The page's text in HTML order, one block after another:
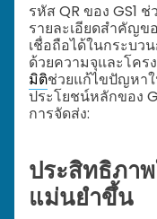
รหัส QR ของ GS1
รายละเอียดสำคัญข
เชื่อถือได้ในกระบว
ด้วยความจุและโคร
มิติช่วยแก้ไขปัญหา
ประโยชน์หลักของ
การจัดส่ง:
ประสิทธิภา
แม่นยำขึ้น